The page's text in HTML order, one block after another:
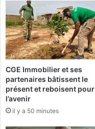
l
q
u
e
c
h
o
s
e
m
s
e
i
l
d
e
s
m
i
n
CGE Immobilier et ses
partenaires bâtissent le
présent et reboisent pour
l’avenir
il y a 50 minutes